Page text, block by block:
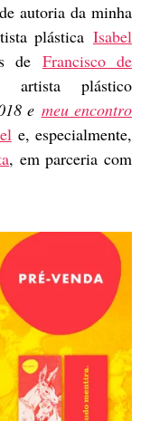
autoria da minha
plástica Isabel
de Francisco de
plástico
e meu encontro
e, especialmente,
, em parceria com